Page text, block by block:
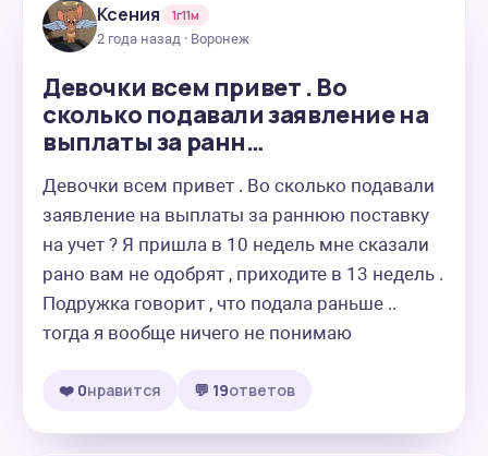
Ксения
1г11м
2 года назад · Воронеж
Девочки всем привет . Во
сколько подавали заявление на
выплаты за ранн…
Девочки всем привет . Во сколько подавали
заявление на выплаты за раннюю поставку
на учет ? Я пришла в 10 недель мне сказали
рано вам не одобрят , приходите в 13 недель .
Подружка говорит , что подала раньше ..
тогда я вообще ничего не понимаю
❤️ 0нравится 💬 19ответов